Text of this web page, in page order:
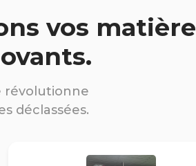
vos matière
révolutionne
déclassées.